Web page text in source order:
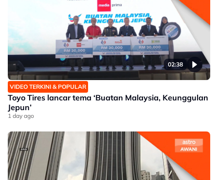
02:38
VIDEO TERKINI & POPULAR
Toyo Tires lancar tema ‘Buatan Malaysia, Keunggulan
Jepun’
1 day ago